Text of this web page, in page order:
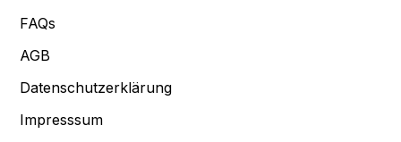
FAQs
AGB
Datenschutzerklärung
Impresssum